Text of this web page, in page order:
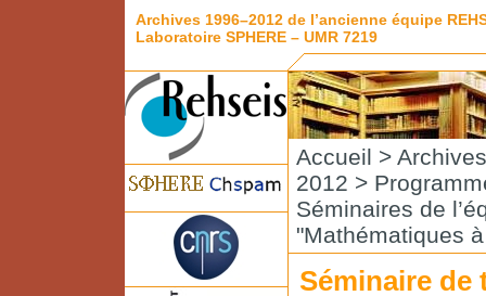
Archives 1996–2012 de l’ancienne équipe
Laboratoire SPHERE – UMR 7219
Accueil > Archives
2012 >
Séminaires de
"Mathématiques
Séminaire de